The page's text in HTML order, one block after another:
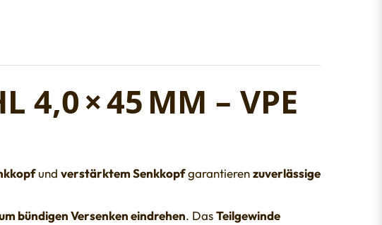
4,0 × 45 MM – VPE
und verstärktem Senkkopfgarantierenzuverlässige
bündigen Versenken eindrehen. DasTeilgewinde